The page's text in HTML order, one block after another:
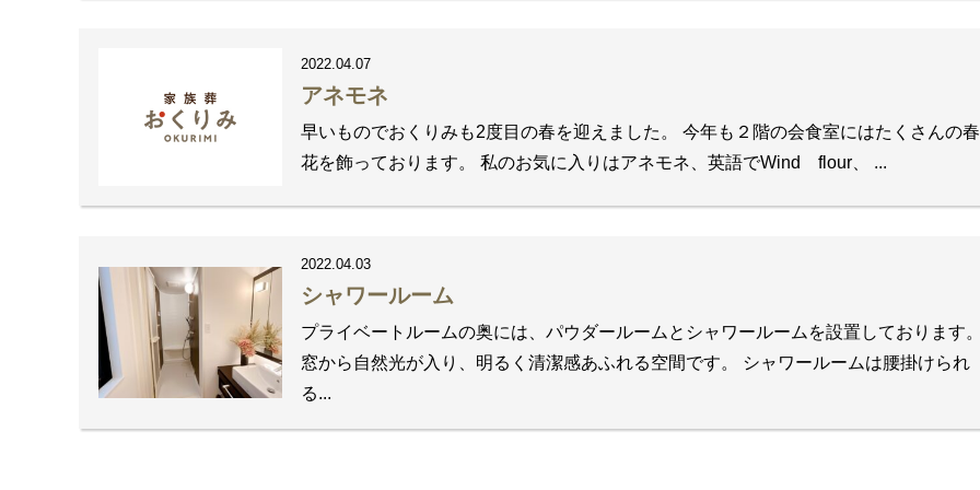
2022.04.07
アネモネ
早いものでおくりみも2度目の春を迎えました。 今年も２階の会食室にはたくさんの
花を飾っております。 私のお気に入りはアネモネ、英語でWind flour、 ...
2022.04.03
シャワールーム
プライベートルームの奥には、パウダールームとシャワールームを設置しております
窓から自然光が入り、明るく清潔感あふれる空間です。 シャワールームは腰掛けられ
る...